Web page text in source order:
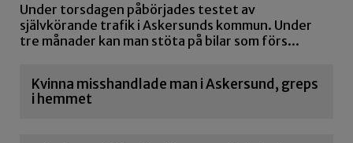
Under torsdagen påbörjades testet av
självkörande trafik i Askersunds kommun. Under
tre månader kan man stöta på bilar som förs...
Kvinna misshandlade man i Askersund, greps
i hemmet